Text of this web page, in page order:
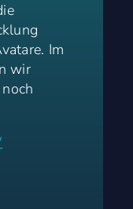
Im
wir